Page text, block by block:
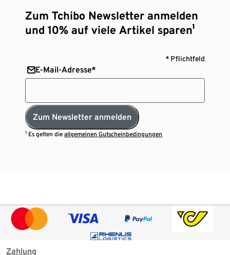
Zum Tchibo Newsletter anmelden
und 10% auf viele Artikel sparen¹
* Pflichtfeld
E-Mail-Adresse*
Zum Newsletter anmelden
¹ Es gelten dieallgemeinen Gutscheinbedingungen
Zahlung